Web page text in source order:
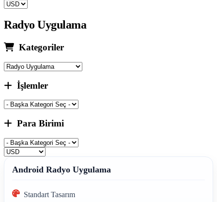
Radyo Uygulama
Kategoriler
İşlemler
Para Birimi
Android Radyo Uygulama
Standart Tasarım